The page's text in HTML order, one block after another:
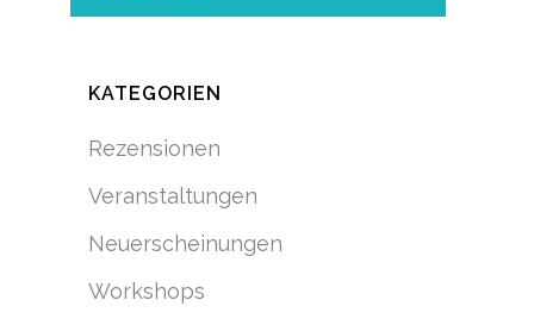
KATEGORIEN
Rezensionen
Veranstaltungen
Neuerscheinungen
Workshops